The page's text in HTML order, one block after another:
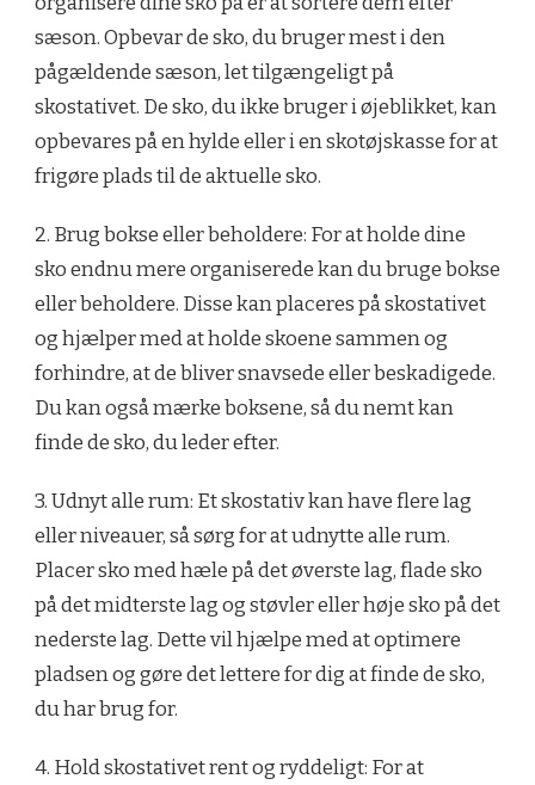
sæson. Opbevar de sko, du bruger mest i den
pågældende sæson, let tilgængeligt på
skostativet. De sko, du ikke bruger i øjeblikket, kan
opbevares på en hylde eller i en skotøjskasse for at
frigøre plads til de aktuelle sko.
2. Brug bokse eller beholdere: For at holde dine
sko endnu mere organiserede kan du bruge bokse
eller beholdere. Disse kan placeres på skostativet
og hjælper med at holde skoene sammen og
forhindre, at de bliver snavsede eller beskadigede.
Du kan også mærke boksene, så du nemt kan
finde de sko, du leder efter.
3. Udnyt alle rum: Et skostativ kan have flere lag
eller niveauer, så sørg for at udnytte alle rum.
Placer sko med hæle på det øverste lag, flade sko
på det midterste lag og støvler eller høje sko på det
nederste lag. Dette vil hjælpe med at optimere
pladsen og gøre det lettere for dig at finde de sko,
du har brug for.
4. Hold skostativet rent og ryddeligt: For at